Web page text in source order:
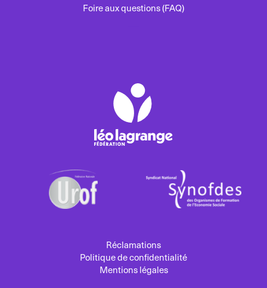
Foire aux questions (FAQ)
Réclamations
Politique de confidentialité
Mentions légales